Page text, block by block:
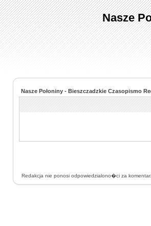
Nasze
Nasze Połoniny - Bieszczadzkie Czasopismo
Redakcja nie ponosi odpowiedzialono�ci za